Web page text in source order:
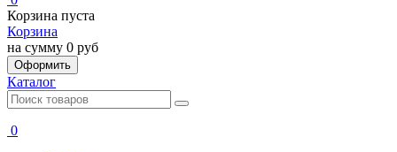
Корзина пуста
Корзина
на сумму 0 руб
Оформить
Каталог
0